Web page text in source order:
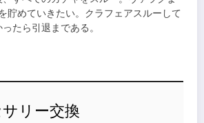
貯めていきたい。クラフェアスルーして
たら引退まである。
リー交換